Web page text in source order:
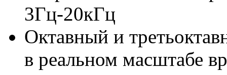
3Гц-20кГц
Октавный и
в реальном масштабе